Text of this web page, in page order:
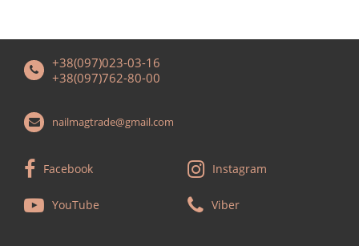
+38(097)023-03-16
+38(097)762-80-00
nailmagtrade@gmail.com
Facebook Instagram
YouTube Viber